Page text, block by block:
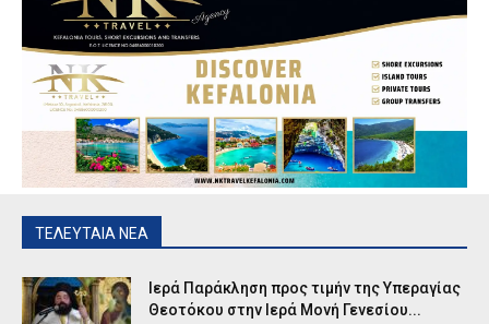
ΤΕΛΕΥΤΑΙΑ ΝΕΑ
Ιερά Παράκληση προς τιμήν της Υπεραγίας
Θεοτόκου στην Ιερά Μονή Γενεσίου...